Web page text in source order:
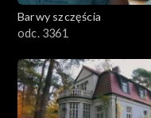
Barwy szczęścia
odc. 3361